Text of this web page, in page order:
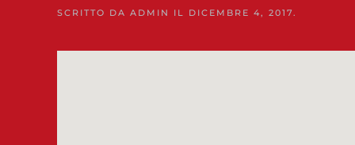
SCRITTO DA ADMIN IL DICEMBRE 4, 2017.